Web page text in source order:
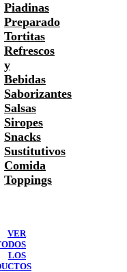
Piadinas
Preparado
Tortitas
Refrescos
y
Bebidas
Saborizantes
Salsas
Siropes
Snacks
Sustitutivos
Comida
Toppings
VER
LOS